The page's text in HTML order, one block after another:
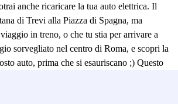
anche ricaricare la tua auto elettrica. Il
di Trevi alla Piazza di Spagna, ma
in treno, o che tu stia per arrivare a
sorvegliato nel centro di Roma, e scopri la
auto, prima che si esauriscano ;) Questo